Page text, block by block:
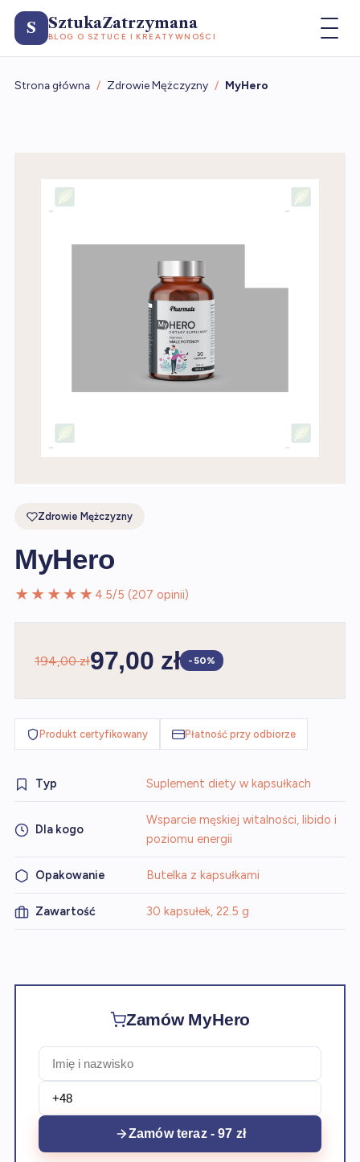
S SztukaZatrzymana
BLOG O SZTUCE I KREATYWNOŚCI
Strona główna / Zdrowie Mężczyzny / MyHero
Zdrowie Mężczyzny
MyHero
★★★★★ 4.5/5 (207 opinii)
194,00 zł97,00 zł -50%
Produkt certyfikowany Płatność przy odbiorze
Typ Suplement diety w kapsułkach
Dla kogo
Wsparcie męskiej witalności, libido i
poziomu energii
Opakowanie Butelka z kapsułkami
Zawartość 30 kapsułek, 22.5 g
Zamów MyHero
Zamów teraz - 97 zł